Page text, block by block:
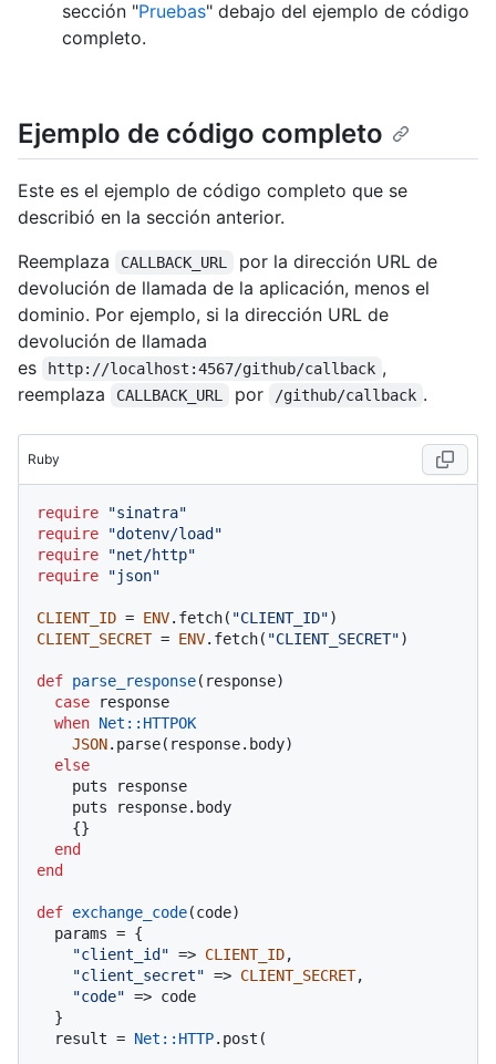
sección "Pruebas" debajo del ejemplo de código
completo.
Ejemplo de código completo
Este es el ejemplo de código completo que se
describió en la sección anterior.
Reemplaza
CALLBACK_URL
por la dirección URL de
devolución de llamada de la aplicación, menos el
dominio. Por ejemplo, si la dirección URL de
devolución de llamada
es
http://localhost:4567/github/callback ,
reemplaza
CALLBACK_URL por /github/callback .
Ruby
require
"sinatra"
require
"dotenv/load"
require
"net/http"
require
"json"
CLIENT_ID = ENV.fetch( "CLIENT_ID"
CLIENT_SECRET = ENV.fetch( "CLIENT_SECRET")
def parse_response( response)
case response
when Net : :HTTPOK
JSON.parse(response.body)
else
end
end
def exchange_code(code)
"client_id" => CLIENT_ID,
"client_secret" => CLIENT_SECRET,
"code" => code
  result =
Net : :HTTP.post(